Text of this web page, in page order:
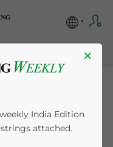
e
fare
×
India Edition
attached.